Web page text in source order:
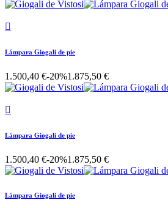

Lámpara Giogali de pie
1.500,40 €-20%1.875,50 €

Lámpara Giogali de pie
1.500,40 €-20%1.875,50 €
Lámpara Giogali de pie